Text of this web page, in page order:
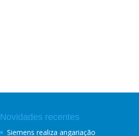
Novidades recentes
Siemens realiza angariação